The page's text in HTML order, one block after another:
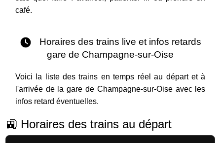
café.
Horaires des trains live et infos retards
gare de Champagne-sur-Oise
Voici la liste des trains en temps réel au départ et à
l'arrivée de la gare de Champagne-sur-Oise avec les
infos retard éventuelles.
🚉 Horaires des trains au départ